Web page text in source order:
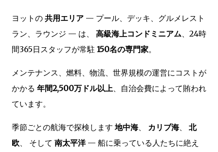
ヨットの 共用エリア — プール、デッキ、グルメレスト
ラン、ラウンジ — は、 高級海上コンドミニアム 、24時
間365日スタッフが常駐 150名の専門家。
メンテナンス、燃料、物流、世界規模の運営にコストが
かかる 年間2,500万ドル以上 、自治会費によって賄われ
ています。
季節ごとの航海で探検します 地中海、 カリブ海、 北
欧 、 そして 南太平洋— 船に乗っている人たちに絶え